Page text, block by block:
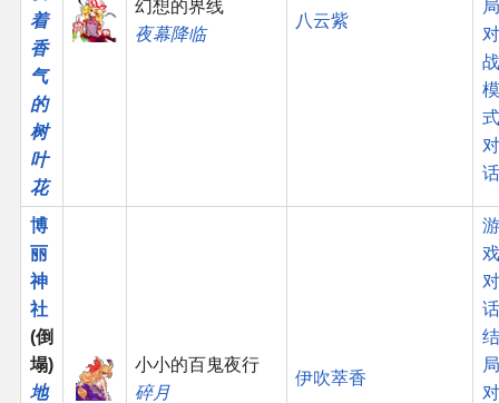
着
香
气
的
树
叶
花
幻想的界线
夜幕降临
八云紫
局
对
战
模
式
对
话
博
丽
神
社
(倒
塌)
地
小小的百鬼夜行
碎月
伊吹萃香
游
戏
对
结
局
对